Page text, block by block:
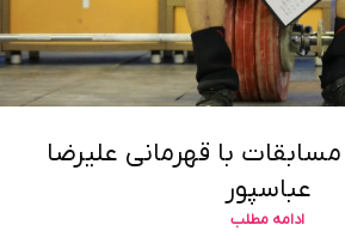
مسابقات با قهرمانی علیرضا
عباسپور
ادامه مطلب